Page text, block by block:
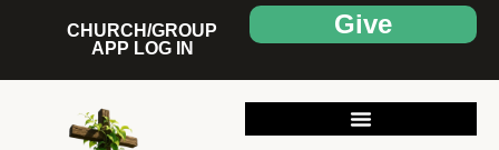
Give
CHURCH/GROUP
APP LOG IN